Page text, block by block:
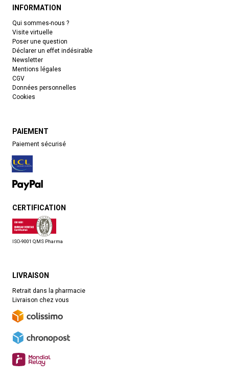
INFORMATION
Qui sommes-nous ?
Visite virtuelle
Poser une question
Déclarer un effet indésirable
Newsletter
Mentions légales
CGV
Données personnelles
Cookies
PAIEMENT
Paiement sécurisé
CERTIFICATION
ISO-9001 QMS Pharma
LIVRAISON
Retrait dans la pharmacie
Livraison chez vous